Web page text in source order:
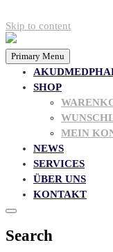
Skip to content
Primary Menu
SHOP
MEIN
NEWS
SERVICES
ÜBER UNS
KONTAKT
Search